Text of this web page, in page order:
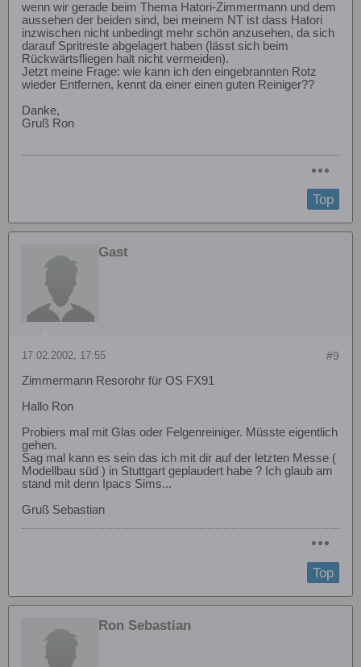
wenn wir gerade beim Thema Hatori-Zimmermann und dem
aussehen der beiden sind, bei meinem NT ist dass Hatori
inzwischen nicht unbedingt mehr schön anzusehen, da sich
darauf Spritreste abgelagert haben (lässt sich beim
Rückwärtsfliegen halt nicht vermeiden).
Jetzt meine Frage: wie kann ich den eingebrannten Rotz
wieder Entfernen, kennt da einer einen guten Reiniger??
Danke,
Gruß Ron
Top
Gast
#9
17.02.2002, 17:55
Zimmermann Resorohr für OS FX91
Hallo Ron
Probiers mal mit Glas oder Felgenreiniger. Müsste eigentlich
gehen.
Sag mal kann es sein das ich mit dir auf der letzten Messe (
Modellbau süd ) in Stuttgart geplaudert habe ? Ich glaub am
stand mit denn Ipacs Sims...
Gruß Sebastian
Top
Ron Sebastian